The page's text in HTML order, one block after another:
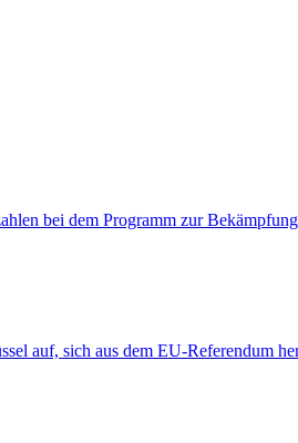
bei dem Programm zur
auf, sich aus dem EU-Referendum